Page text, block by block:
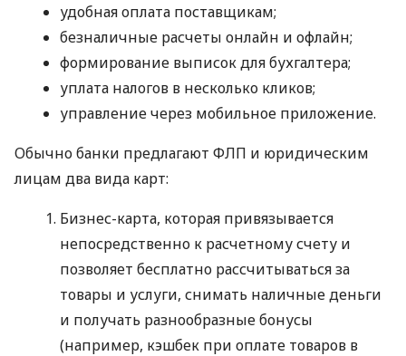
удобная оплата поставщикам;
безналичные расчеты онлайн и офлайн;
формирование выписок для бухгалтера;
уплата налогов в несколько кликов;
управление через мобильное приложение.
Обычно банки предлагают ФЛП и юридическим
лицам два вида карт:
Бизнес-карта, которая привязывается
непосредственно к расчетному счету и
позволяет бесплатно рассчитываться за
товары и услуги, снимать наличные деньги
и получать разнообразные бонусы
(например, кэшбек при оплате товаров в